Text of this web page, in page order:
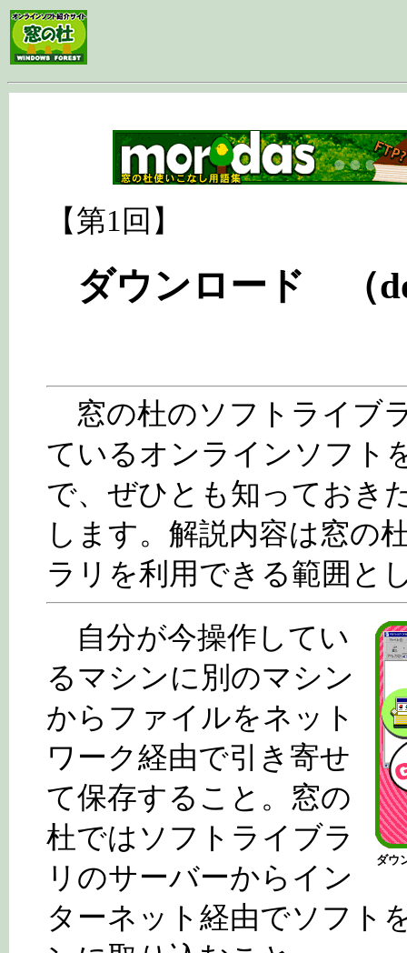
【第1回】
ダウンロード （
窓の杜のソフトライブ
ているオンラインソフト
で、ぜひとも知っておき
します。解説内容は窓の
ラリを利用できる範囲と
ダウ
自分が今操作してい
るマシンに別のマシン
からファイルをネット
ワーク経由で引き寄せ
て保存すること。窓の
杜ではソフトライブラ
リのサーバーからイン
ターネット経由でソフト